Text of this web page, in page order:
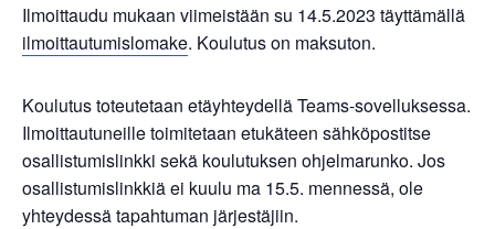
Ilmoittaudu mukaan viimeistään su 14.5.2023 täyttämällä
ilmoittautumislomake. Koulutus on maksuton.
Koulutus toteutetaan etäyhteydellä Teams-sovelluksessa.
Ilmoittautuneille toimitetaan etukäteen sähköpostitse
osallistumislinkki sekä koulutuksen ohjelmarunko. Jos
osallistumislinkkiä ei kuulu ma 15.5. mennessä, ole
yhteydessä tapahtuman järjestäjiin.